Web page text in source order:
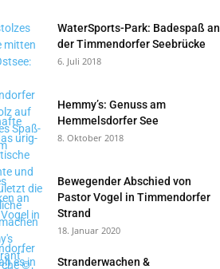
WaterSports-Park: Badespaß an
der Timmendorfer Seebrücke
6. Juli 2018
Hemmy’s: Genuss am
Hemmelsdorfer See
8. Oktober 2018
Bewegender Abschied von
Pastor Vogel in Timmendorfer
Strand
18. Januar 2020
Stranderwachen &